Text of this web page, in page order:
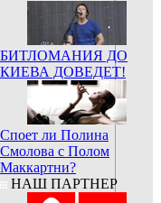
БИТЛОМАНИЯ ДО
КИЕВА ДОВЕДЕТ!
Споет ли Полина
Смолова с Полом
Маккартни?
НАШ ПАРТНЕР